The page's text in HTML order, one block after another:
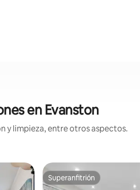
en Evanston
y limpieza, entre otros aspectos.
destacadosSuperanfitrión
Superanfitrión